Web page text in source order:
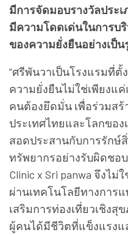
มีการจัดมอบรางวัลประ
มีความโดดเด่นในการบ
ของความยั่งยืนอย่างเป็น
“ศรีพันวาเป็นโรงแรมที่
ความยั่งยืนไม่ใช่เพียงแ
คนต้องยึดมั่น เพื่อร่วมส
ประเทศไทยและโลกขอ
สอดประสานกับการรักษ์
ทรัพยากรอย่างรับผิดชอบ
Clinic x Sri panwa จึงไ
ผ่านเทคโนโลยีทางการ
เสริมการท่องเที่ยวเชิงสุ
ผู้คนได้มีชีวิตที่แข็งแรงแ